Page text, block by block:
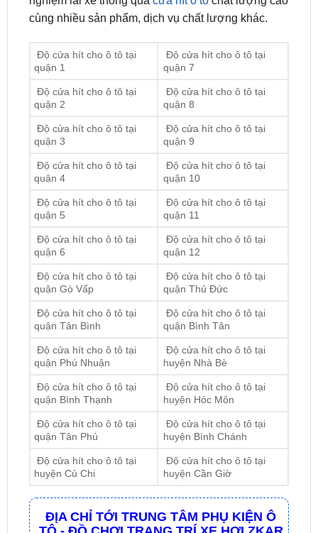
Độ cửa hít cho ô tô tại
Độ cửa hít cho ô tô tại
Độ cửa hít cho ô tô tại
quận 2
Độ cửa hít cho ô tô tại
quận 8
Độ cửa hít cho ô tô tại
quận 3
Độ cửa hít cho ô tô tại
quận 9
Độ cửa hít cho ô tô tại
quận 4
Độ cửa hít cho ô tô tại
quận 10
Độ cửa hít cho ô tô tại
quận 5
Độ cửa hít cho ô tô tại
quận 11
Độ cửa hít cho ô tô tại
quận 6
Độ cửa hít cho ô tô tại
quận 12
Độ cửa hít cho ô tô tại
quận Gò Vấp
Độ cửa hít cho ô tô tại
quận Thủ Đức
Độ cửa hít cho ô tô tại
quận Tân Bình
Độ cửa hít cho ô tô tại
quận Bình Tân
Độ cửa hít cho ô tô tại
quận Phú Nhuận
Độ cửa hít cho ô tô tại
huyện Nhà Bè
Độ cửa hít cho ô tô tại
quận Bình Thạnh
Độ cửa hít cho ô tô tại
huyện Hóc Môn
Độ cửa hít cho ô tô tại
quận Tân Phú
Độ cửa hít cho ô tô tại
huyện Bình Chánh
Độ cửa hít cho ô tô tại
huyện Củ Chi
Độ cửa hít cho ô tô tại
huyện Cần Giờ
ĐỊA CHỈ TỚI TRUNG TÂM PHỤ KIỆN Ô